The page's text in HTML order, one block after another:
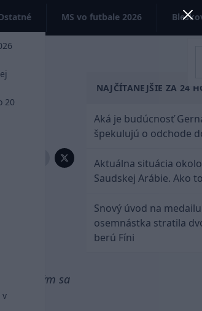
20
v
MS vo futbale 2026
ako
Tým sa
NAJČÍTANEJŠIE ZA 24
Aká je budúcnosť
špekulujú o odchode do
Aktuálna situácia
Saudskej Arábie. Ako to
Snový úvod na medailu
osemnástka stratila
berú Fíni